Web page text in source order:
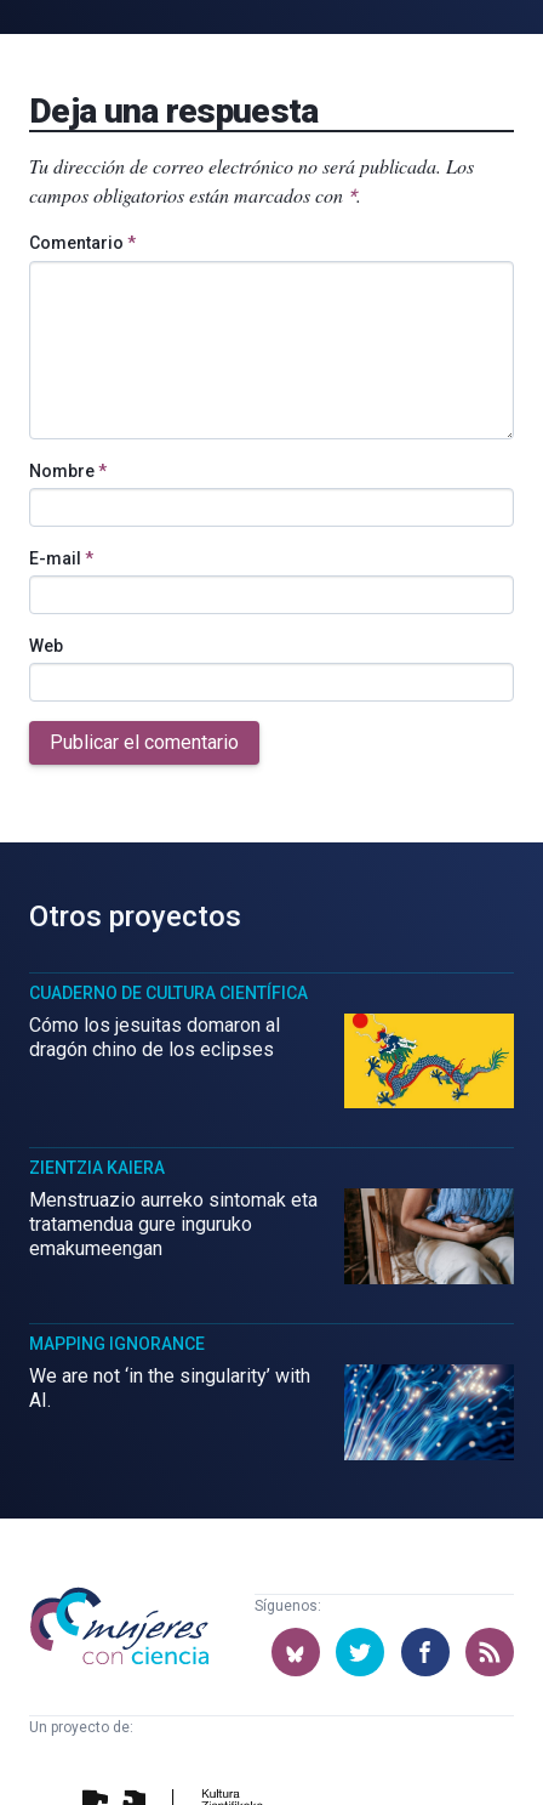
Deja una respuesta
Tu dirección de correo electrónico no será publicada. Los
campos obligatorios están marcados con *.
Comentario *
Nombre*
E-mail *
Web
Publicar el comentario
Otros proyectos
CUADERNO DE CULTURA CIENTÍFICA
Cómo los jesuitas domaron al
dragón chino de los eclipses
ZIENTZIA KAIERA
Menstruazio aurreko sintomak eta
tratamendua gure inguruko
emakumeengan
MAPPING IGNORANCE
We are not ‘in the singularity’ with
AI.
Mujeres
con
ciencia
Síguenos:
Un proyecto de: